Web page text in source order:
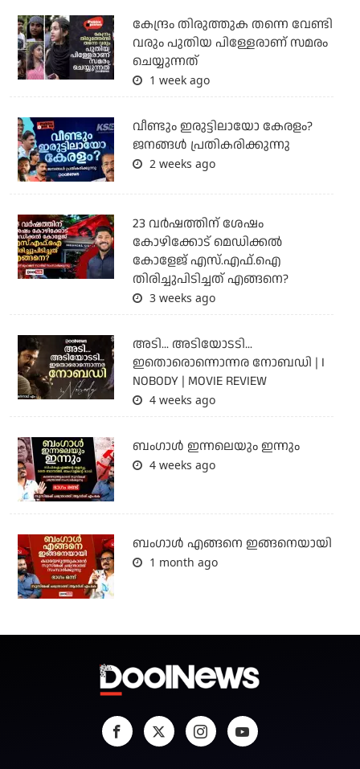
കേന്ദ്രം തിരുത്തുക തന്നെ വേണ്ടി
വരും പുതിയ പിള്ളേരാണ് സമരം
ചെയ്യുന്നത്
1 week ago
വീണ്ടും ഇരുട്ടിലായോ കേരളം?
ജനങ്ങൾ പ്രതികരിക്കുന്നു
2 weeks ago
23 വർഷത്തിന് ശേഷം
കോഴിക്കോട് മെഡിക്കൽ
കോളേജ് എസ്.എഫ്.ഐ
തിരിച്ചുപിടിച്ചത് എങ്ങനെ?
3 weeks ago
അടി... അടിയോടടി...
ഇതൊരൊന്നൊന്നര നോബഡി | I
NOBODY | MOVIE REVIEW
4 weeks ago
ബംഗാള്‍ ഇന്നലെയും ഇന്നും
4 weeks ago
ബം​ഗാൾ എങ്ങനെ ഇങ്ങനെയായി
1 month ago